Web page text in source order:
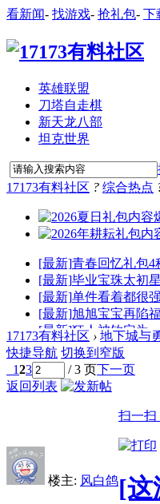
看新闻- 找游戏- 抢礼包- 下
英雄联盟
刀塔自走棋
新天龙八部
坦克世界
17173有料社区 ? 综合热点
17173有料社区 › 地下城与
快捷导航 切换到窄版
123 / 3 页下一页
返回列表
楼主: 风白鸽
扫一扫
[这